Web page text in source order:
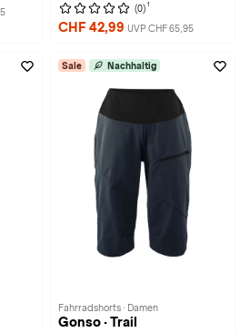
(0) 1
CHF 42,99 UVP CHF 65,95
Sale Nachhaltig
Fahrradshorts · Damen
Gonso · Trail